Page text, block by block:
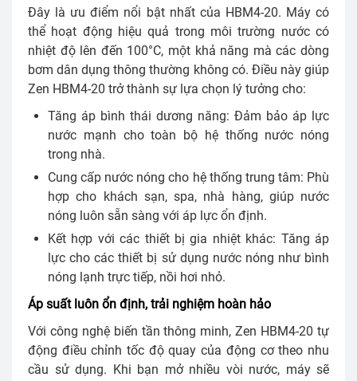
Đây là ưu điểm nổi bật nhất của HBM4-20. Máy có
thể hoạt động hiệu quả trong môi trường nước có
nhiệt độ lên đến 100°C, một khả năng mà các dòng
bơm dân dụng thông thường không có. Điều này giúp
Zen HBM4-20 trở thành sự lựa chọn lý tưởng cho:
Tăng áp bình thái dương năng: Đảm bảo áp lực
nước mạnh cho toàn bộ hệ thống nước nóng
trong nhà.
Cung cấp nước nóng cho hệ thống trung tâm: Phù
hợp cho khách sạn, spa, nhà hàng, giúp nước
nóng luôn sẵn sàng với áp lực ổn định.
Kết hợp với các thiết bị gia nhiệt khác: Tăng áp
lực cho các thiết bị sử dụng nước nóng như bình
nóng lạnh trực tiếp, nồi hơi nhỏ.
Áp suất luôn ổn định, trải nghiệm hoàn hảo
Với công nghệ biến tần thông minh, Zen HBM4-20 tự
động điều chỉnh tốc độ quay của động cơ theo nhu
cầu sử dụng. Khi bạn mở nhiều vòi nước, máy sẽ